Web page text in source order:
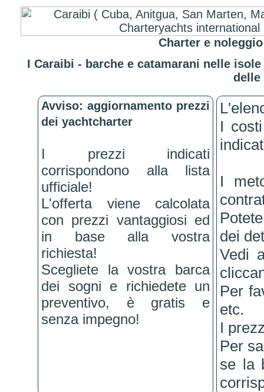
Charter e
I Caraibi - barche e catamarani nelle
delle
Avviso: aggiornamento prezzi
dei yachtcharter
I prezzi indicati
corrispondono alla lista
ufficiale!
L'offerta viene calcolata
con prezzi vantaggiosi ed
in base alla vostra
richiesta!
Scegliete la vostra barca
dei sogni e richiedete un
preventivo, è gratis e
senza impegno!
I
I
dei
Vedi
Per
etc.
I
Per
se la